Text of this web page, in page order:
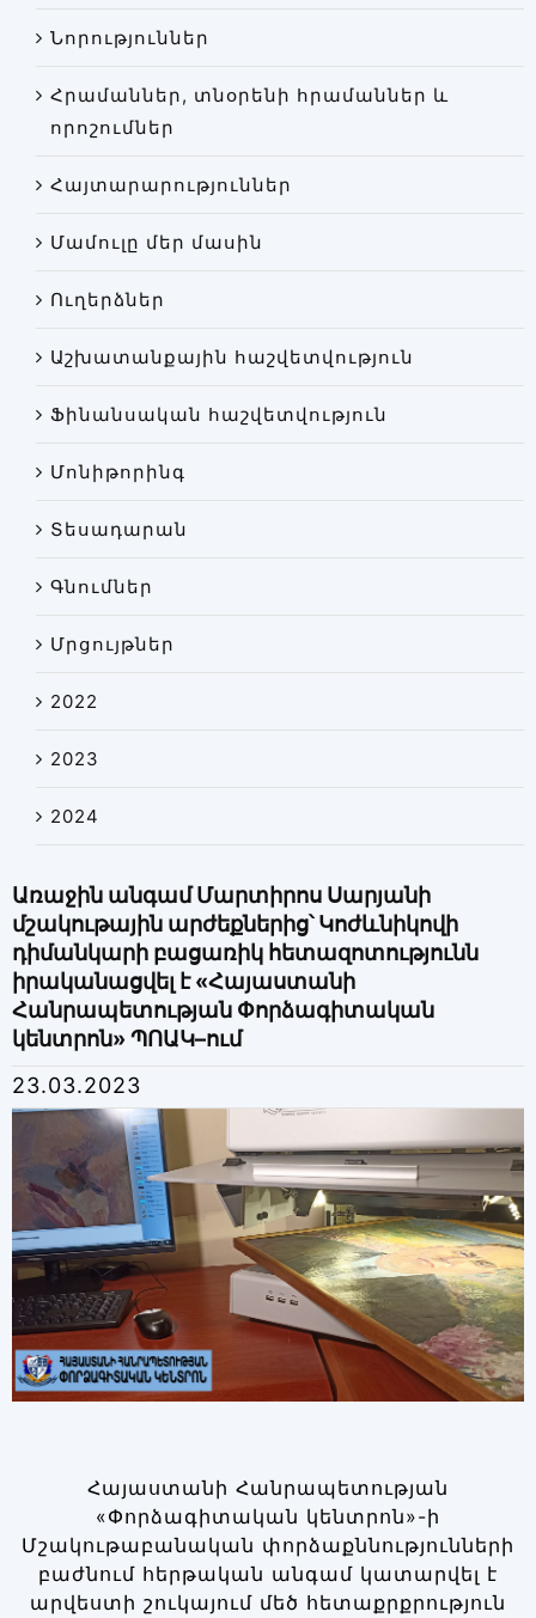
Գրադարան
Նորություններ
Հրամաններ, տնօրենի հրամաններ և
որոշումներ
Հայտարարություններ
Մամուլը մեր մասին
Ուղերձներ
Աշխատանքային հաշվետվություն
Ֆինանսական հաշվետվություն
Մոնիթորինգ
Տեսադարան
Գնումներ
Մրցույթներ
2022
2023
2024
Առաջին անգամ Մարտիրոս Սարյանի
մշակութային արժեքներից՝ Կոժևնիկովի
դիմանկարի բացառիկ հետազոտությունն
իրականացվել է «Հայաստանի
Հանրապետության Փորձագիտական
կենտրոն» ՊՈԱԿ–ում
23.03.2023
Հայաստանի Հանրապետության
«Փորձագիտական կենտրոն»-ի
Մշակութաբանական փորձաքննությունների
բաժնում հերթական անգամ կատարվել է
արվեստի շուկայում մեծ հետաքրքրություն